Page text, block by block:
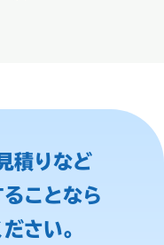
積りなど
ことなら
さい。